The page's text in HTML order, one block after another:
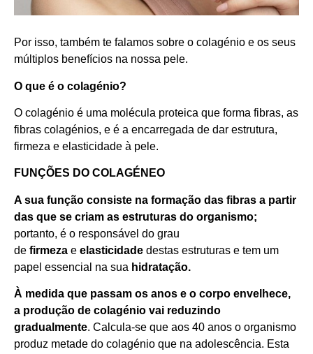
Por isso, também te falamos sobre o colagénio e os seus
múltiplos benefícios na nossa pele.
O que é o colagénio?
O colagénio é uma molécula proteica que forma fibras, as
fibras colagénios, e é a encarregada de dar estrutura,
firmeza e elasticidade à pele.
FUNÇÕES DO COLAGÉNEO
A sua função consiste na formação das fibras a partir
das que se criam as estruturas do organismo;
portanto, é o responsável do grau
de firmeza e elasticidade destas estruturas e tem um
papel essencial na sua hidratação.
À medida que passam os anos e o corpo envelhece,
a produção de colagénio vai reduzindo
gradualmente. Calcula-se que aos 40 anos o organismo
produz metade do colagénio que na adolescência. Esta